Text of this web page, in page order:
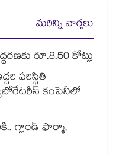
మరిన్ని వార్తలు
రూ.8.50 కోట్లు
పరిస్థితి
కంపెనీలో
గ్లాండ్ ఫార్మా,